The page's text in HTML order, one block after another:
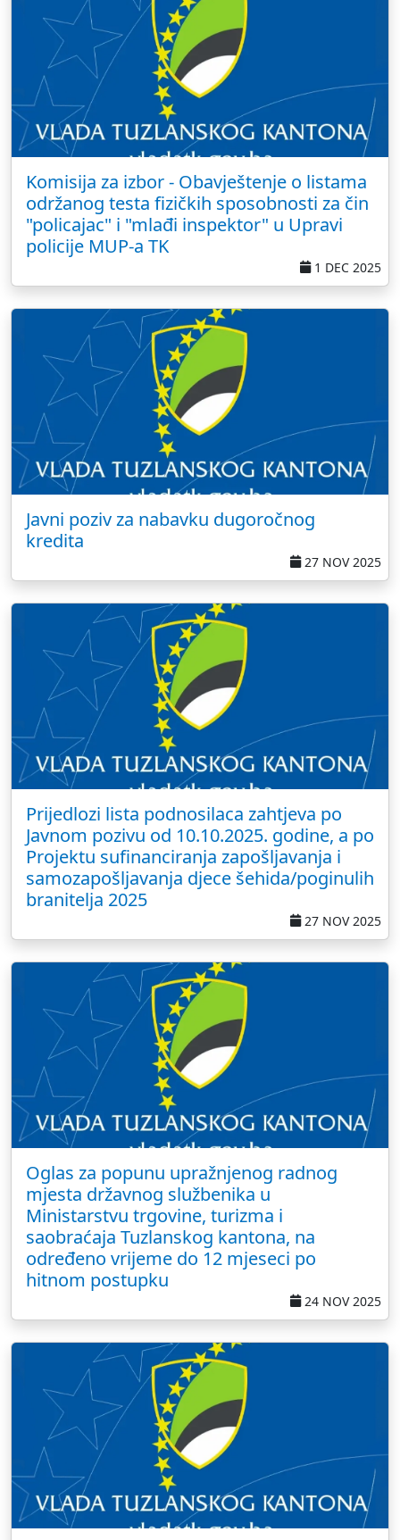
Komisija za izbor - Obavještenje o listama
održanog testa fizičkih sposobnosti za čin
"policajac" i "mlađi inspektor" u Upravi
policije MUP-a TK
1 DEC 2025
Javni poziv za nabavku dugoročnog
kredita
27 NOV 2025
Prijedlozi lista podnosilaca zahtjeva po
Javnom pozivu od 10.10.2025. godine, a po
Projektu sufinanciranja zapošljavanja i
samozapošljavanja djece šehida/poginulih
branitelja 2025
27 NOV 2025
Oglas za popunu upražnjenog radnog
mjesta državnog službenika u
Ministarstvu trgovine, turizma i
saobraćaja Tuzlanskog kantona, na
određeno vrijeme do 12 mjeseci po
hitnom postupku
24 NOV 2025